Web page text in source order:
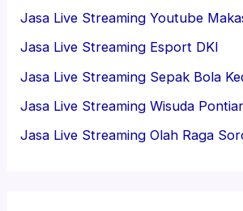
Jasa Live Streaming Youtube
Jasa Live Streaming Esport DKI
Jasa Live Streaming Sepak Bola
Jasa Live Streaming Wisuda
Jasa Live Streaming Olah Raga